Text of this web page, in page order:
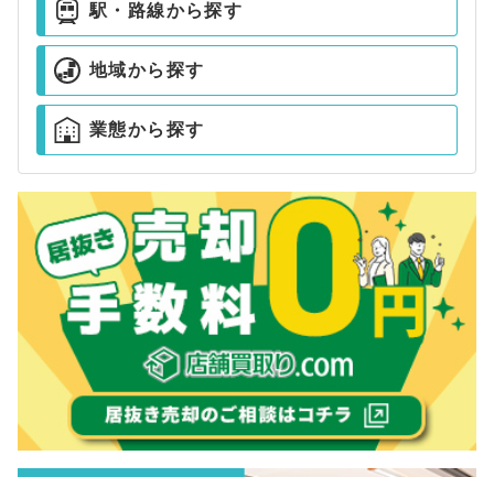
駅・路線から探す
地域から探す
業態から探す